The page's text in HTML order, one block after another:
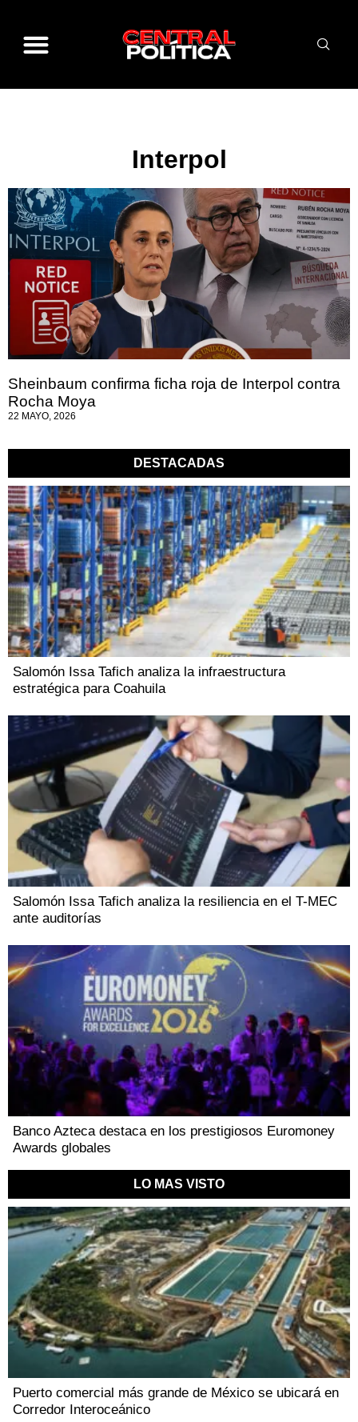
Interpol
Sheinbaum confirma ficha roja de Interpol contra
Rocha Moya
22 MAYO, 2026
DESTACADAS
Salomón Issa Tafich analiza la infraestructura
estratégica para Coahuila
Salomón Issa Tafich analiza la resiliencia en el T-MEC
ante auditorías
Banco Azteca destaca en los prestigiosos Euromoney
Awards globales
LO MAS VISTO
Puerto comercial más grande de México se ubicará en
Corredor Interoceánico